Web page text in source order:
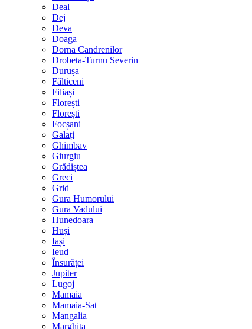
Deal
Dej
Deva
Doaga
Dorna Candrenilor
Drobeta-Turnu Severin
Durușa
Fălticeni
Filiași
Florești
Florești
Focșani
Galați
Ghimbav
Giurgiu
Grădiștea
Greci
Grid
Gura Humorului
Gura Vadului
Hunedoara
Huși
Iași
Ieud
Însurăței
Jupiter
Lugoj
Mamaia
Mamaia-Sat
Mangalia
Marghita